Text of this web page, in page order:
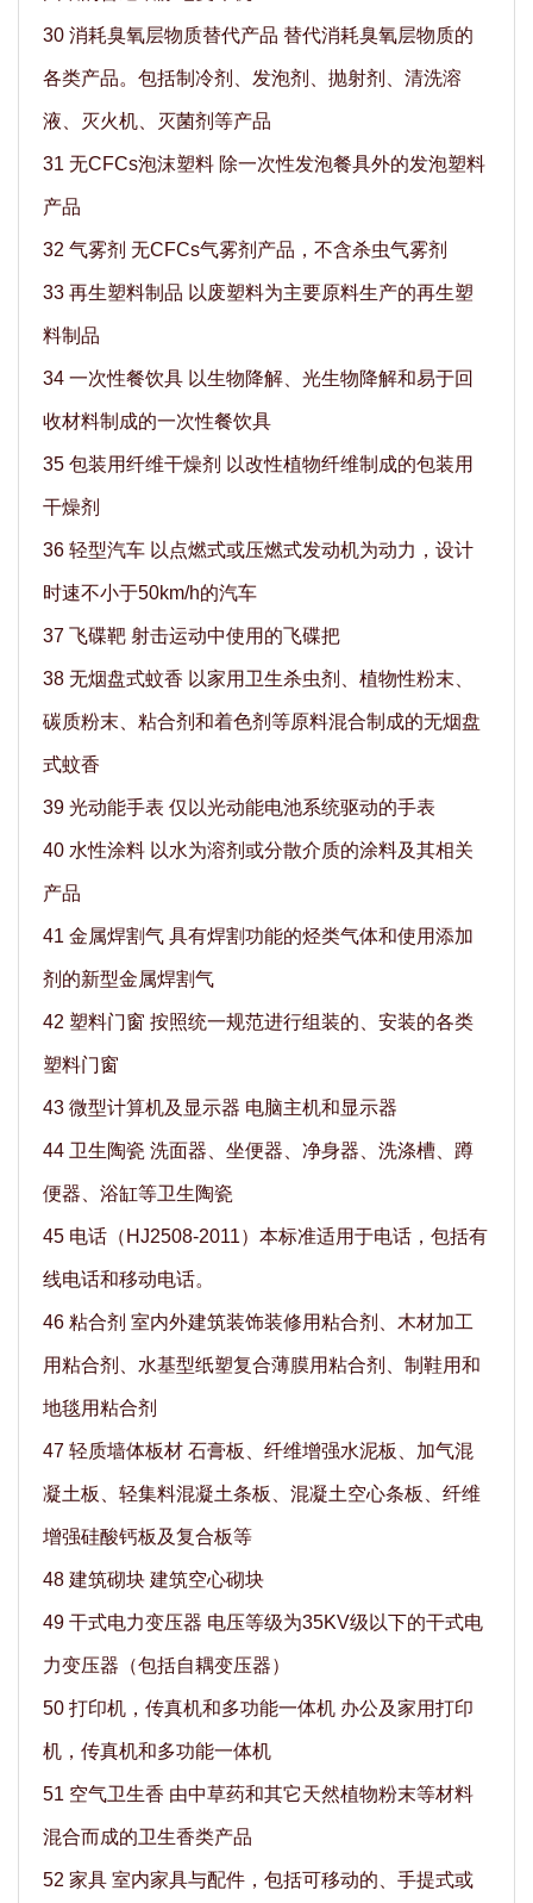
30 消耗臭氧层物质替代产品 替代消耗臭氧层物质的
各类产品。包括制冷剂、发泡剂、抛射剂、清洗溶
液、灭火机、灭菌剂等产品
31 无CFCs泡沫塑料 除一次性发泡餐具外的发泡塑料
产品
32 气雾剂 无CFCs气雾剂产品，不含杀虫气雾剂
33 再生塑料制品 以废塑料为主要原料生产的再生塑
料制品
34 一次性餐饮具 以生物降解、光生物降解和易于回
收材料制成的一次性餐饮具
35 包装用纤维干燥剂 以改性植物纤维制成的包装用
干燥剂
36 轻型汽车 以点燃式或压燃式发动机为动力，设计
时速不小于50km/h的汽车
37 飞碟靶 射击运动中使用的飞碟把
38 无烟盘式蚊香 以家用卫生杀虫剂、植物性粉末、
碳质粉末、粘合剂和着色剂等原料混合制成的无烟盘
式蚊香
39 光动能手表 仅以光动能电池系统驱动的手表
40 水性涂料 以水为溶剂或分散介质的涂料及其相关
产品
41 金属焊割气 具有焊割功能的烃类气体和使用添加
剂的新型金属焊割气
42 塑料门窗 按照统一规范进行组装的、安装的各类
塑料门窗
43 微型计算机及显示器 电脑主机和显示器
44 卫生陶瓷 洗面器、坐便器、净身器、洗涤槽、蹲
便器、浴缸等卫生陶瓷
45 电话（HJ2508-2011）本标准适用于电话，包括有
线电话和移动电话。
46 粘合剂 室内外建筑装饰装修用粘合剂、木材加工
用粘合剂、水基型纸塑复合薄膜用粘合剂、制鞋用和
地毯用粘合剂
47 轻质墙体板材 石膏板、纤维增强水泥板、加气混
凝土板、轻集料混凝土条板、混凝土空心条板、纤维
增强硅酸钙板及复合板等
48 建筑砌块 建筑空心砌块
49 干式电力变压器 电压等级为35KV级以下的干式电
力变压器（包括自耦变压器）
50 打印机，传真机和多功能一体机 办公及家用打印
机，传真机和多功能一体机
51 空气卫生香 由中草药和其它天然植物粉末等材料
混合而成的卫生香类产品
52 家具 室内家具与配件，包括可移动的、手提式或